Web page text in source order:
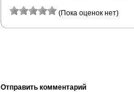
(Пока оценок нет)
Отправить комментарий